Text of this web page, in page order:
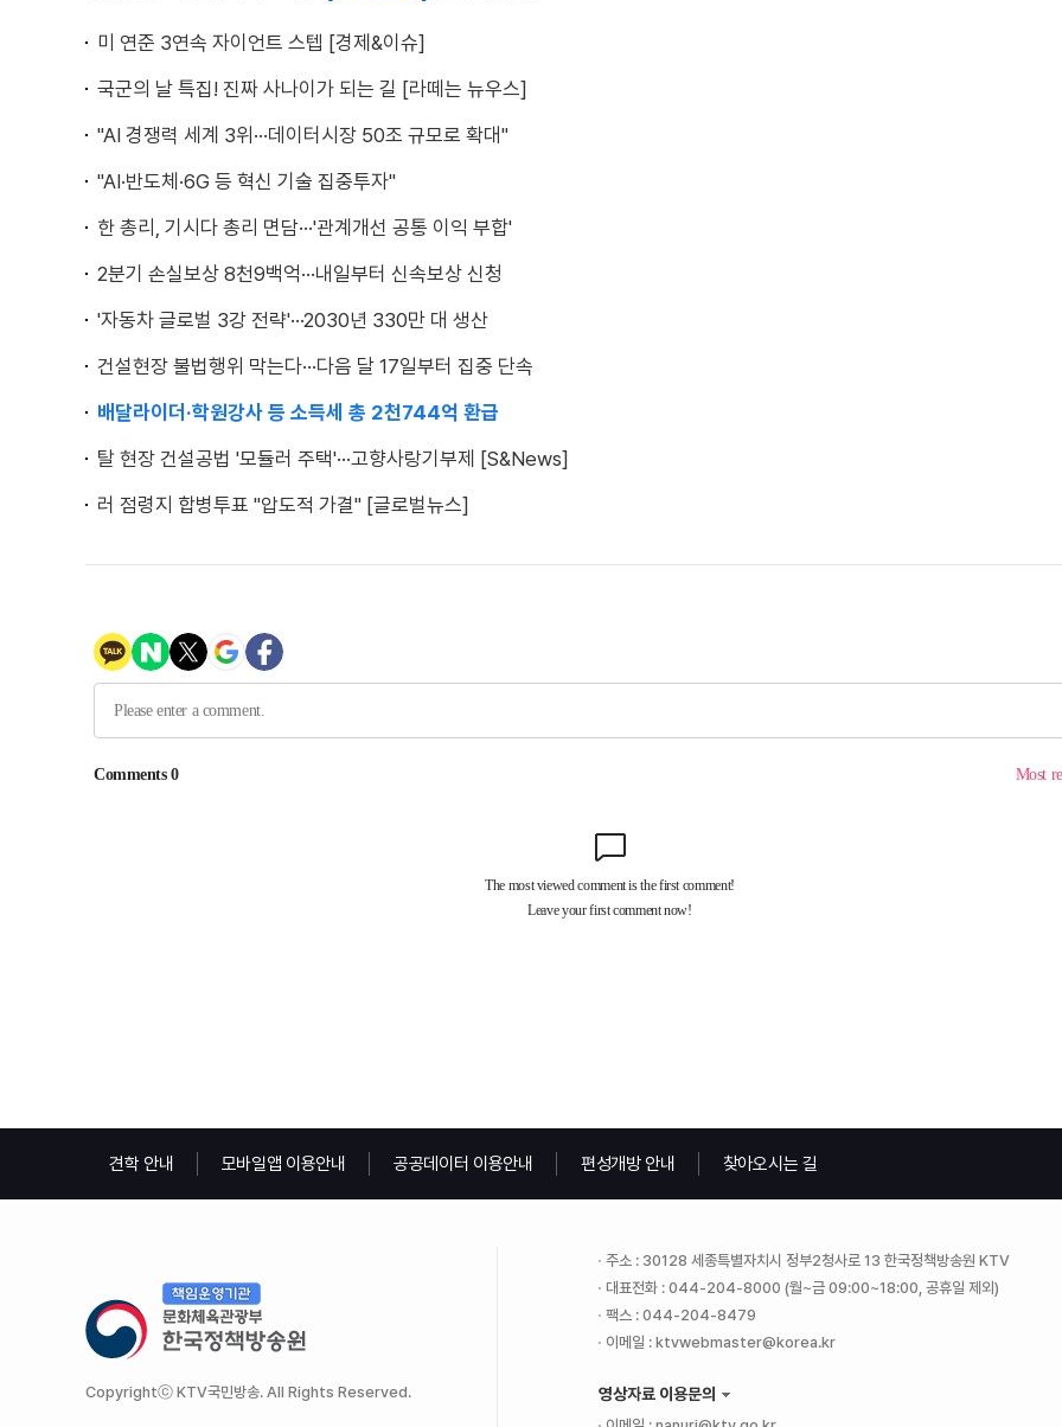
미 연준 3연속 자이언트 스텝 [경제&이슈]
국군의 날 특집! 진짜 사나이가 되는 길 [라떼는 뉴우스]
"AI 경쟁력 세계 3위···데이터시장 50조 규모로 확대"
"AI·반도체·6G 등 혁신 기술 집중투자"
한 총리, 기시다 총리 면담···'관계개선 공통 이익 부합'
2분기 손실보상 8천9백억···내일부터 신속보상 신청
'자동차 글로벌 3강 전략'···2030년 330만 대 생산
건설현장 불법행위 막는다···다음 달 17일부터 집중 단속
배달라이더·학원강사 등 소득세 총 2천744억 환급
탈 현장 건설공법 '모듈러 주택'···고향사랑기부제 [S&News]
러 점령지 합병투표 "압도적 가결" [글로벌뉴스]
견학 안내 모바일앱 이용안내 공공데이터 이용안내 편성개방 안내 찾아오시는 길
Copyrightⓒ KTV국민방송. All Rights Reserved.
주소 : 30128 세종특별자치시 정부2청사로 13 한국정책방송원 KTV
대표전화 : 044-204-8000 (월~금 09:00~18:00, 공휴일 제외)
팩스 : 044-204-8479
이메일 : ktvwebmaster@korea.kr
영상자료 이용문의